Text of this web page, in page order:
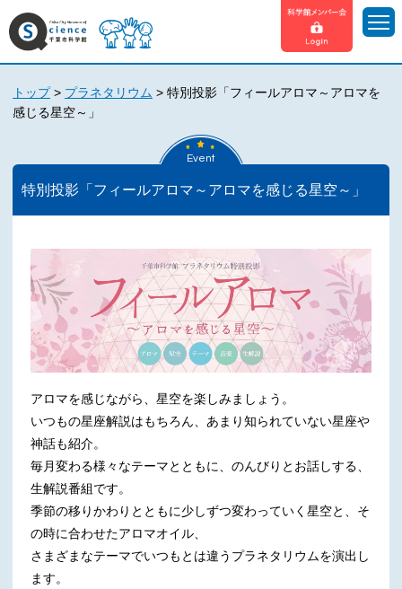
トップ> プラネタリウム > 特別投影「フィールアロマ～アロマを
感じる星空～」
Event
特別投影「フィールアロマ～アロマを感じる星空～」
アロマを感じながら、星空を楽しみましょう。
いつもの星座解説はもちろん、あまり知られていない星座や
神話も紹介。
毎月変わる様々なテーマとともに、のんびりとお話しする、
生解説番組です。
季節の移りかわりとともに少しずつ変わっていく星空と、そ
の時に合わせたアロマオイル、
さまざまなテーマでいつもとは違うプラネタリウムを演出し
ます。